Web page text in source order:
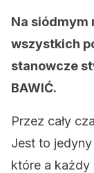
Na siódmym
wszystkich
stanowcze
BAWIĆ.
Przez cały
Jest to
które a